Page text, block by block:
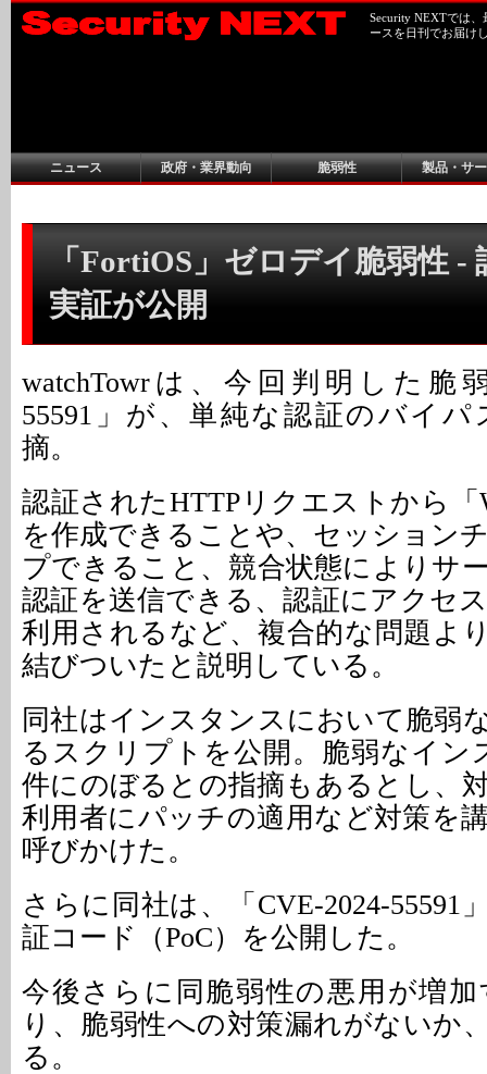
Security NEXTでは
ースを日刊でお届け
ニュース 政府・業界動向 脆弱性 製品・サ
「FortiOS」ゼロデイ脆弱性 -
実証が公開
watchTowrは、今回判明した脆
55591」が、単純な認証のバイ
摘。
認証されたHTTPリクエストから「
を作成できることや、セッション
プできること、競合状態によりサ
認証を送信できる、認証にアクセ
利用されるなど、複合的な問題よ
結びついたと説明している。
同社はインスタンスにおいて脆弱
るスクリプトを公開。脆弱なイン
件にのぼるとの指摘もあるとし、
利用者にパッチの適用など対策を
呼びかけた。
さらに同社は、「CVE-2024-55591
証コード（PoC）を公開した。
今後さらに同脆弱性の悪用が増
り、脆弱性への対策漏れがないか
る。